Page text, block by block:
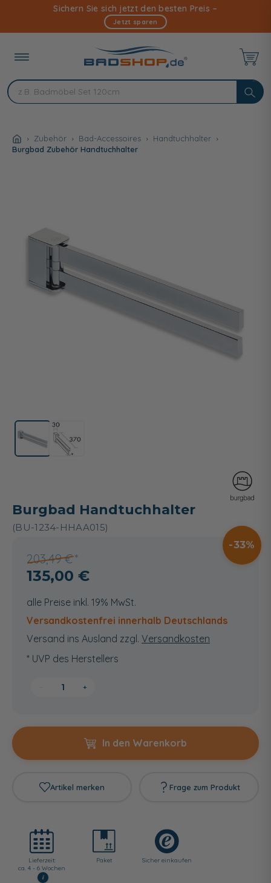
Inhalt
Sichern Sie sich jetzt den besten Preis –
Jetzt sparen
Zubehör Bad-Accessoires
Handtuchhalter
Burgbad Zubehör Handtuchhalter
Burgbad Handtuchhalter
(BU-1234-HHAA015)
203,49 €
33
135,00 €
alle Preise inkl. 19% MwSt.
Versandkostenfrei innerhalb Deutschlands
Versand ins Ausland zzgl. Versandkosten
* UVP des Herstellers
+
In den Warenkorb
Artikel merken Frage zum Produkt
Lieferzeit:
ca. 4 - 6 Wochen
i
Paket Sicher einkaufen